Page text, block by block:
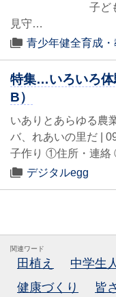
子どもたちの
見守…
青少年健全育成
特集…いろいろ体
B）
いありとあらゆる農
バ、れあいの里だ |
子作り ①住所・連
デジタルegg
関連ワード
田植え 中学生
健康づくり
皆